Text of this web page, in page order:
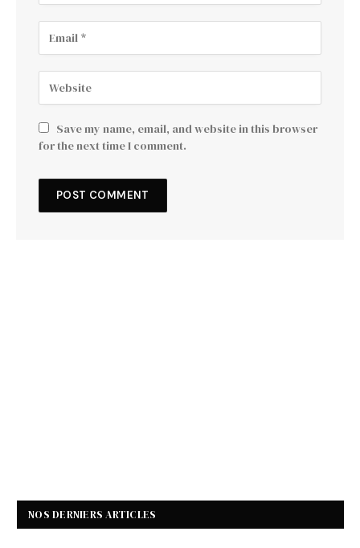
Save my name, email, and website in this browser
for the next time I comment.
NOS DERNIERS ARTICLES